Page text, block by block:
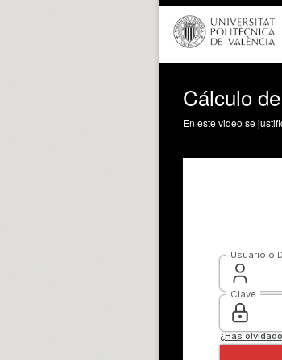
Cálculo